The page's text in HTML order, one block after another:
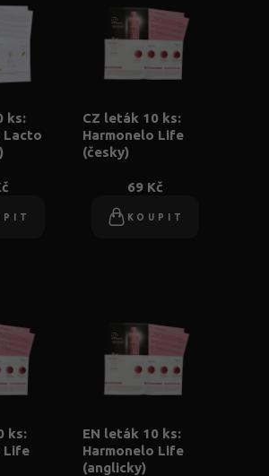
ks:
Lacto
CZ leták 10 ks:
Harmonelo Life
(česky)
69 Kč
KOUPIT
ks:
Life
EN leták 10 ks:
Harmonelo Life
(anglicky)